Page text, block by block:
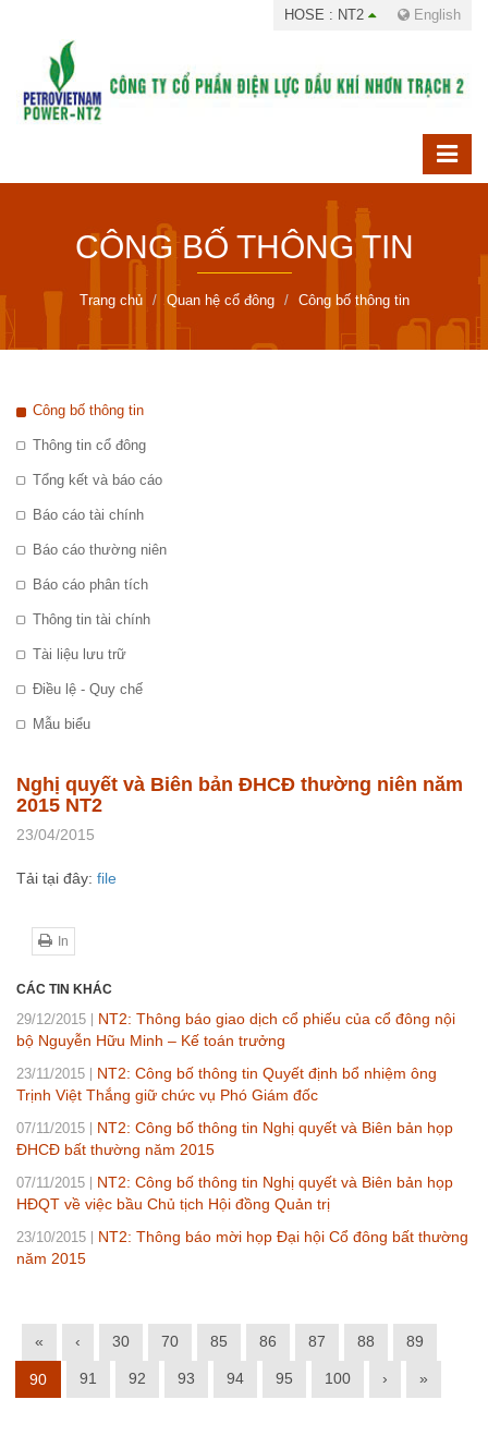
HOSE : NT2 English
CÔNG BỐ THÔNG TIN
Trang chủ Quan hệ cổ đông Công bố thông tin
Công bố thông tin
Thông tin cổ đông
Tổng kết và báo cáo
Báo cáo tài chính
Báo cáo thường niên
Báo cáo phân tích
Thông tin tài chính
Tài liệu lưu trữ
Điều lệ - Quy chế
Mẫu biểu
Nghị quyết và Biên bản ĐHCĐ thường niên năm
2015 NT2
23/04/2015
Tải tại đây: file
In
CÁC TIN KHÁC
29/12/2015
NT2: Thông báo giao dịch cổ phiếu của cổ đông nội
bộ Nguyễn Hữu Minh – Kế toán trưởng
23/11/2015
NT2: Công bố thông tin Quyết định bổ nhiệm ông
Trịnh Việt Thắng giữ chức vụ Phó Giám đốc
07/11/2015
NT2: Công bố thông tin Nghị quyết và Biên bản họp
ĐHCĐ bất thường năm 2015
07/11/2015
NT2: Công bố thông tin Nghị quyết và Biên bản họp
HĐQT về việc bầu Chủ tịch Hội đồng Quản trị
23/10/2015
NT2: Thông báo mời họp Đại hội Cổ đông bất thường
năm 2015
« ‹ 30 70 85 86 87 88 89
90 91 92 93 94 95 100 › »